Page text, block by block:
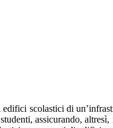
scolastici di
assicurando,